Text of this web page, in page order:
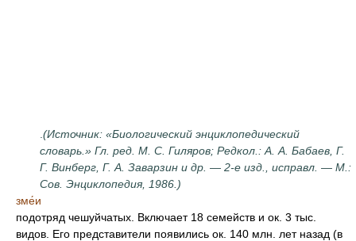
(Источник: «Биологический энциклопедический
словарь.» Гл. ред. М. С. Гиляров; Редкол.: А. А. Бабаев, Г.
Г. Винберг, Г. А. Заварзин и др. — 2-е изд., исправл. — М.:
Сов. Энциклопедия, 1986.)
зме́и
подотряд чешуйчатых. Включает 18 семейств и ок. 3 тыс.
видов. Его представители появились ок. 140 млн. лет назад (в